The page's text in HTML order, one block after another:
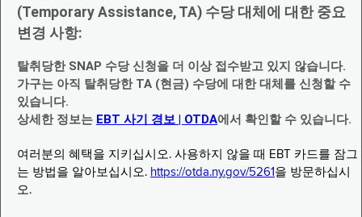
(Temporary Assistance, TA) 수당 대체에 대한 중요
변경 사항:
탈취당한 SNAP 수당 신청을 더 이상 접수받고 있지 않습니다.
가구는 아직 탈취당한 TA (현금) 수당에 대한 대체를 신청할 수
있습니다.
상세한 정보는 EBT 사기 경보 | OTDA에서 확인할 수 있습니다.
여러분의 혜택을 지키십시오. 사용하지 않을 때 EBT 카드를 잠그
는 방법을 알아보십시오. https://otda.ny.gov/5261 을 방문하십시
오.